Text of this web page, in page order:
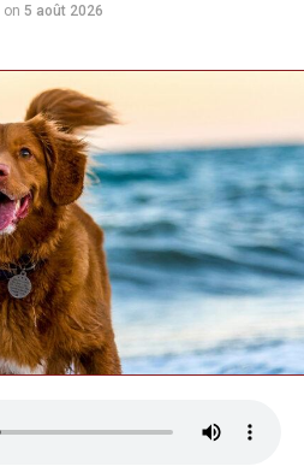
on 5 août 2026